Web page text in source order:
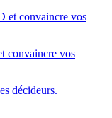
convaincre vos
décideurs.